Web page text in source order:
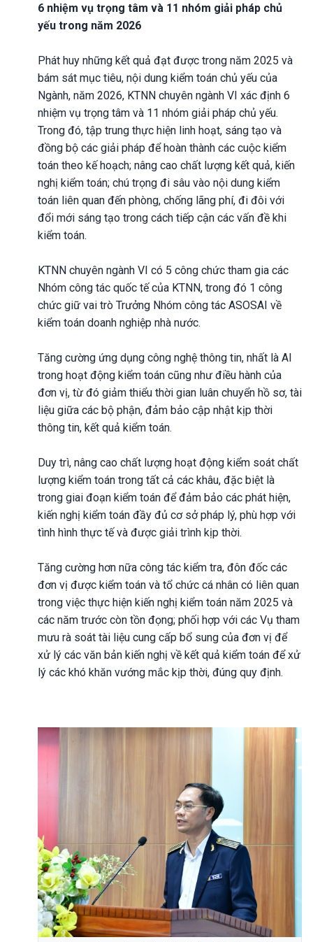
6 nhiệm vụ trọng tâm và 11 nhóm giải pháp chủ
yếu trong năm 2026
Phát huy những kết quả đạt được trong năm 2025 và
bám sát mục tiêu, nội dung kiểm toán chủ yếu của
Ngành, năm 2026, KTNN chuyên ngành VI xác định 6
nhiệm vụ trọng tâm và 11 nhóm giải pháp chủ yếu.
Trong đó, tập trung thực hiện linh hoạt, sáng tạo và
đồng bộ các giải pháp để hoàn thành các cuộc kiểm
toán theo kế hoạch; nâng cao chất lượng kết quả, kiến
nghị kiểm toán; chú trọng đi sâu vào nội dung kiểm
toán liên quan đến phòng, chống lãng phí, đi đôi với
đổi mới sáng tạo trong cách tiếp cận các vấn đề khi
kiểm toán.
KTNN chuyên ngành VI có 5 công chức tham gia các
Nhóm công tác quốc tế của KTNN, trong đó 1 công
chức giữ vai trò Trưởng Nhóm công tác ASOSAI về
kiểm toán doanh nghiệp nhà nước.
Tăng cường ứng dụng công nghệ thông tin, nhất là AI
trong hoạt động kiểm toán cũng như điều hành của
đơn vị, từ đó giảm thiểu thời gian luân chuyển hồ sơ, tài
liệu giữa các bộ phận, đảm bảo cập nhật kịp thời
thông tin, kết quả kiểm toán.
Duy trì, nâng cao chất lượng hoạt động kiểm soát chất
lượng kiểm toán trong tất cả các khâu, đặc biệt là
trong giai đoạn kiểm toán để đảm bảo các phát hiện,
kiến nghị kiểm toán đầy đủ cơ sở pháp lý, phù hợp với
tình hình thực tế và được giải trình kịp thời.
Tăng cường hơn nữa công tác kiểm tra, đôn đốc các
đơn vị được kiểm toán và tổ chức cá nhân có liên quan
trong việc thực hiện kiến nghị kiểm toán năm 2025 và
các năm trước còn tồn đọng; phối hợp với các Vụ tham
mưu rà soát tài liệu cung cấp bổ sung của đơn vị để
xử lý các văn bản kiến nghị về kết quả kiểm toán để xử
lý các khó khăn vướng mắc kịp thời, đúng quy định.